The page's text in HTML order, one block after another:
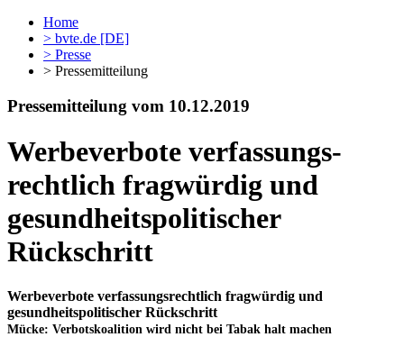
Home
> bvte.de [DE]
> Presse
> Pressemitteilung
Pressemitteilung vom 10.12.2019
Werbe­verbote verfassungs­
rechtlich fragwürdig und
gesundheits­politischer
Rückschritt
Werbeverbote verfassungsrechtlich fragwürdig und
gesundheitspolitischer Rückschritt
Mücke: Verbotskoalition wird nicht bei Tabak halt machen